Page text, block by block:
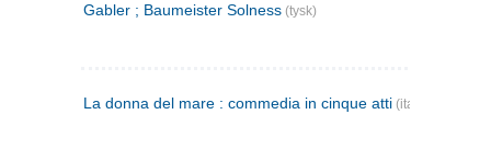
Gabler ; Baumeister Solness (tysk)
La donna del mare : commedia in cinque atti (italiensk)